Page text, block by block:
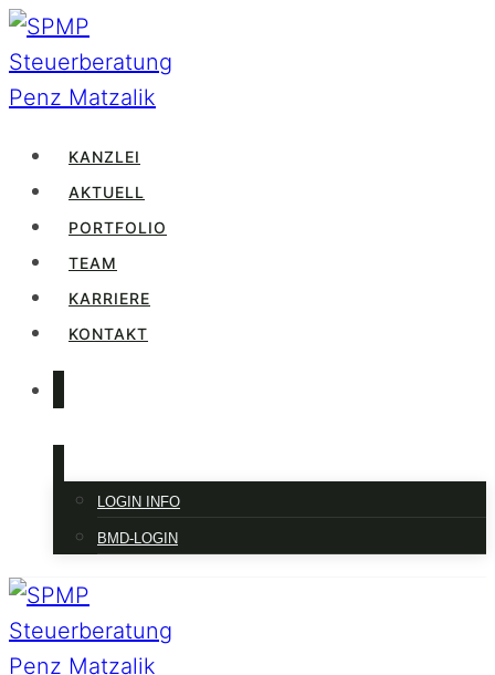
Zum
Inhalt
springen
KANZLEI
AKTUELL
PORTFOLIO
TEAM
KARRIERE
KONTAKT
LOGIN INFO
BMD-LOGIN